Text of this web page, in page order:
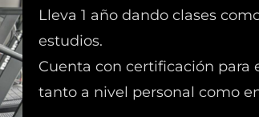
Lleva 1 año dando clases
estudios.
Cuenta con certificación
tanto a nivel personal como